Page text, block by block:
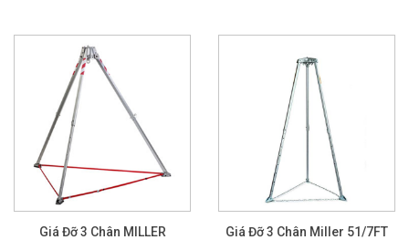
Giá Đỡ 3 Chân MILLER
Giá Đỡ 3 Chân Miller 51/7FT